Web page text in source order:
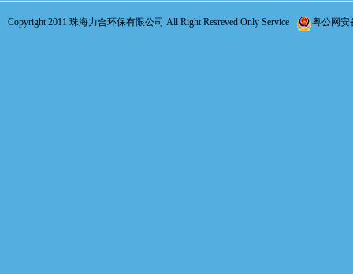
Copyright 2011 珠海力合环保有限公司 All Right Resreved Only Service 粤公网安